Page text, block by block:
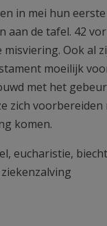
in mei hun
aan de tafel. 42
misviering. Ook al
moeilijk
met het
zich voorbereiden
komen.
eucharistie,